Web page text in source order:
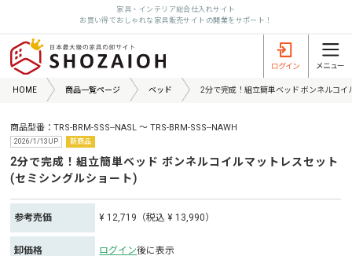
家具・インテリア総合仕入れサイト
お買い得でおしゃれな家具販売サイトの開業をサポート！
HOME 商品一覧ページ ベッド 2分で完成！組立簡単ベッド ボンネルコ
商品型番：TRS-BRM-SSS--NASL ～ TRS-BRM-SSS--NAWH
2026/1/13UP 新商品
2分で完成！組立簡単ベッド ボンネルコイルマットレスセット
(セミシングルショート)
参考売価 ¥ 12,719（税込 ¥ 13,990）
卸価格 ログイン後に表示